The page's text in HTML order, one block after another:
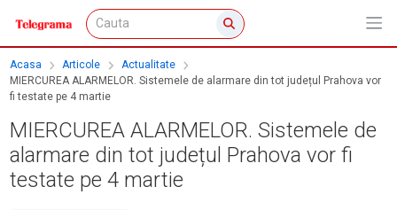
Acasa Articole
Actualitate
MIERCUREA ALARMELOR. Sistemele de alarmare din tot județul Prahova vor
fi testate pe 4 martie
MIERCUREA ALARMELOR. Sistemele de
alarmare din tot județul Prahova vor fi
testate pe 4 martie